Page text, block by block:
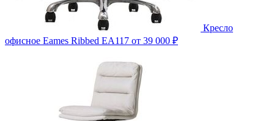
Кресло
офисное Eames Ribbed EA117 от 39 000 ₽